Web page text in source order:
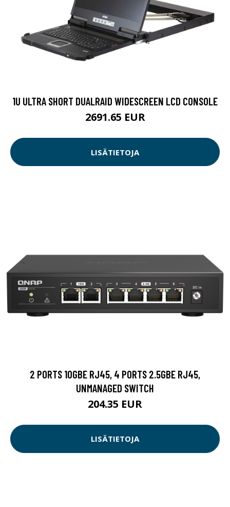
1U ULTRA SHORT DUALRAID WIDESCREEN LCD CONSOLE
2691.65 EUR
LISÄTIETOJA
2 PORTS 10GBE RJ45, 4 PORTS 2.5GBE RJ45,
UNMANAGED SWITCH
204.35 EUR
LISÄTIETOJA